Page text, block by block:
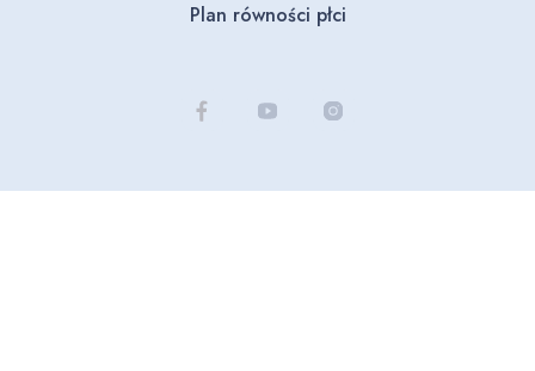
Plan równości płci